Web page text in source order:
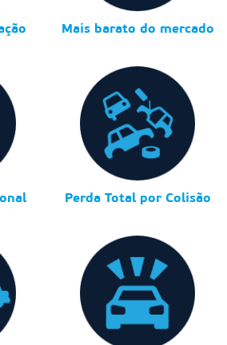
Mais barato do mercado
Perda Total por Colisão